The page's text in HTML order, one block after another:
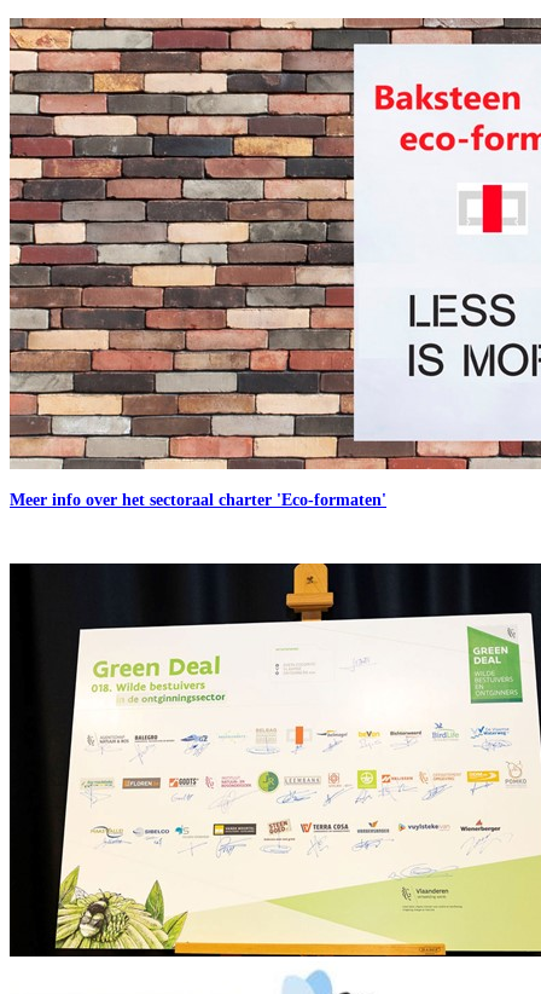
Meer info over het sectoraal charter 'Eco-formaten'